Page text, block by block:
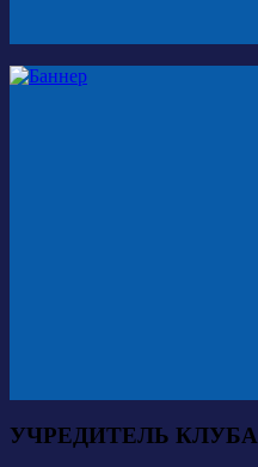
УЧРЕДИТЕЛЬ КЛУБА